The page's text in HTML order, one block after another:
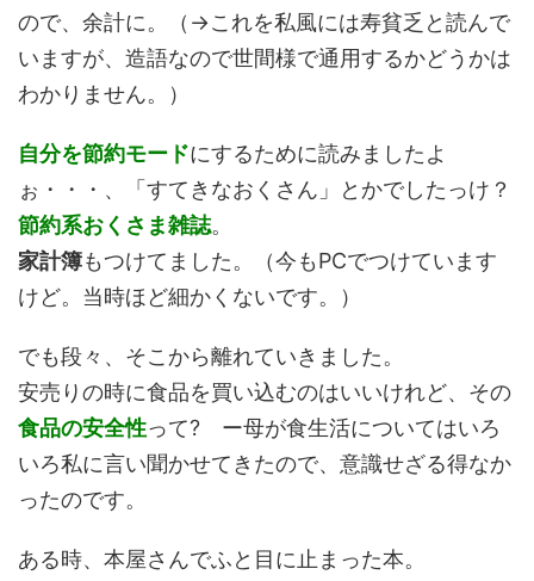
ので、余計に。（→これを私風には寿貧乏と読んで
いますが、造語なので世間様で通用するかどうかは
わかりません。）
自分を節約モードにするために読みましたよ
ぉ・・・、「すてきなおくさん」とかでしたっけ？
節約系おくさま雑誌。
家計簿もつけてました。（今もPCでつけています
けど。当時ほど細かくないです。）
でも段々、そこから離れていきました。
安売りの時に食品を買い込むのはいいけれど、その
食品の安全性って? ー母が食生活についてはいろ
いろ私に言い聞かせてきたので、意識せざる得なか
ったのです。
ある時、本屋さんでふと目に止まった本。